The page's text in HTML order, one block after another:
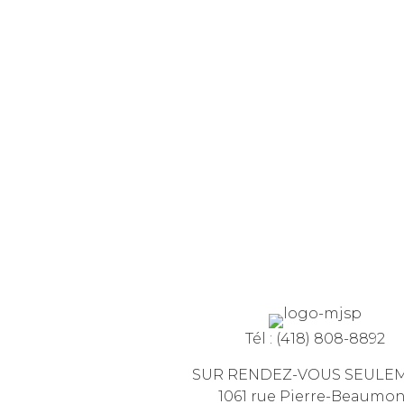
Tél : (418) 808-8892
SUR RENDEZ-VOUS
1061 rue Pierre-